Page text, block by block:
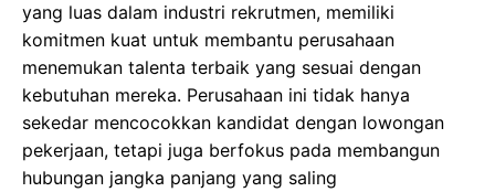
yang luas dalam industri rekrutmen, memiliki
komitmen kuat untuk membantu perusahaan
menemukan talenta terbaik yang sesuai dengan
kebutuhan mereka. Perusahaan ini tidak hanya
sekedar mencocokkan kandidat dengan lowongan
pekerjaan, tetapi juga berfokus pada membangun
hubungan jangka panjang yang saling